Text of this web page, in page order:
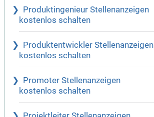
Produktingenieur Stellenanzeigen
kostenlos schalten
Produktentwickler Stellenanzeigen
kostenlos schalten
Promoter Stellenanzeigen
kostenlos schalten